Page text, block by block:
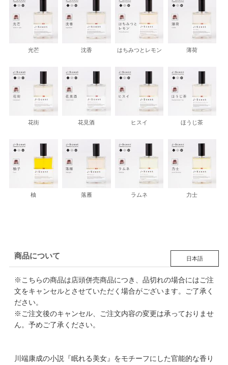
光芒 沈香 はちみつとレモン 薄荷
花街 花見酒 ヒスイ ほうじ茶
柚 落雁 ラムネ 力士
商品について 日本語
※こちらの商品は店頭併売商品につき、品切れの場合にはご注
文をキャンセルとさせていただく場合がございます。ご了承く
ださい。
※ご注文後のキャンセル、ご注文内容の変更は承っておりませ
ん。予めご了承ください。
川端康成の小説『眠れる美女』をモチーフにした官能的な香り